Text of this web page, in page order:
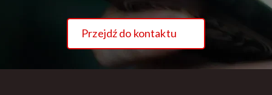
Przejdź do kontaktu